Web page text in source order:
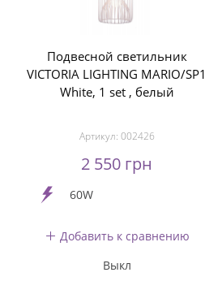
Подвесной светильник
VICTORIA LIGHTING MARIO/SP1
White, 1 set , белый
Артикул: 002426
2 550 грн
60W
Добавить к сравнению
Выкл